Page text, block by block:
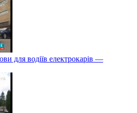
для водіїв електрокарів —